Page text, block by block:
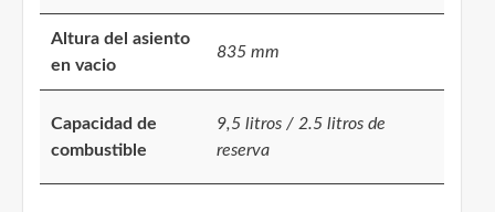
Altura del asiento
en vacio
835 mm
Capacidad de
combustible
9,5 litros / 2.5 litros de
reserva